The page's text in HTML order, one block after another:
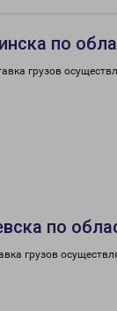
по
грузов
по
грузов